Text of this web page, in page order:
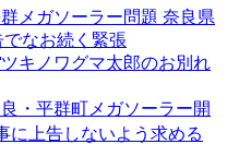
メガソーラー問題 奈良県
なお続く緊張
キノワグマ太郎のお別れ
・平群町メガソーラー開
上告しないよう求める